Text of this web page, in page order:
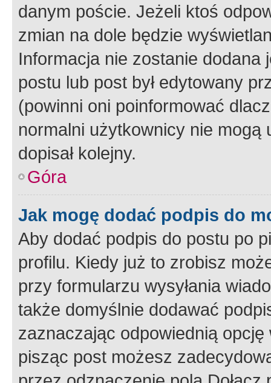
danym poście. Jeżeli ktoś
zmian na dole będzie
Informacja nie zostanie dodana
postu lub post był edytowany
(powinni oni poinformować
normalni użytkownicy nie
dopisał kolejny.
Góra
Jak mogę dodać podpis do
Aby dodać podpis do postu po
profilu. Kiedy już to zrobisz
przy formularzu wysyłania
także domyślnie dodawać
zaznaczając odpowiednią
pisząc post możesz